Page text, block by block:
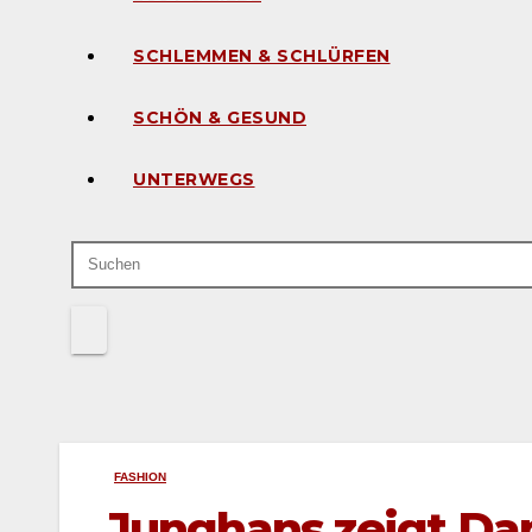
SCHLEMMEN & SCHLÜRFEN
SCHÖN & GESUND
UNTERWEGS
FASHION